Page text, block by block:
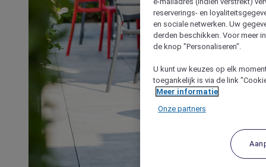
reserverings- en
en sociale netwerken. Uw
derden beschikken. Voor meer
de knop "Personaliseren".
U kunt uw keuzes op elk
toegankelijk is via de link
Meer informatie
Onze partners